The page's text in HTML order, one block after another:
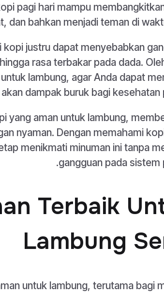
pagi hari mampu
dan bahkan menjadi teman di
justru dapat menyebabkan
rasa terbakar pada dada.
lambung, agar Anda dapat
dampak buruk bagi kesehatan
yang aman untuk lambung,
nyaman. Dengan memahami
menikmati minuman ini tanpa
gangguan pada sistem
Terbaik
Lambung
untuk lambung, terutama bagi